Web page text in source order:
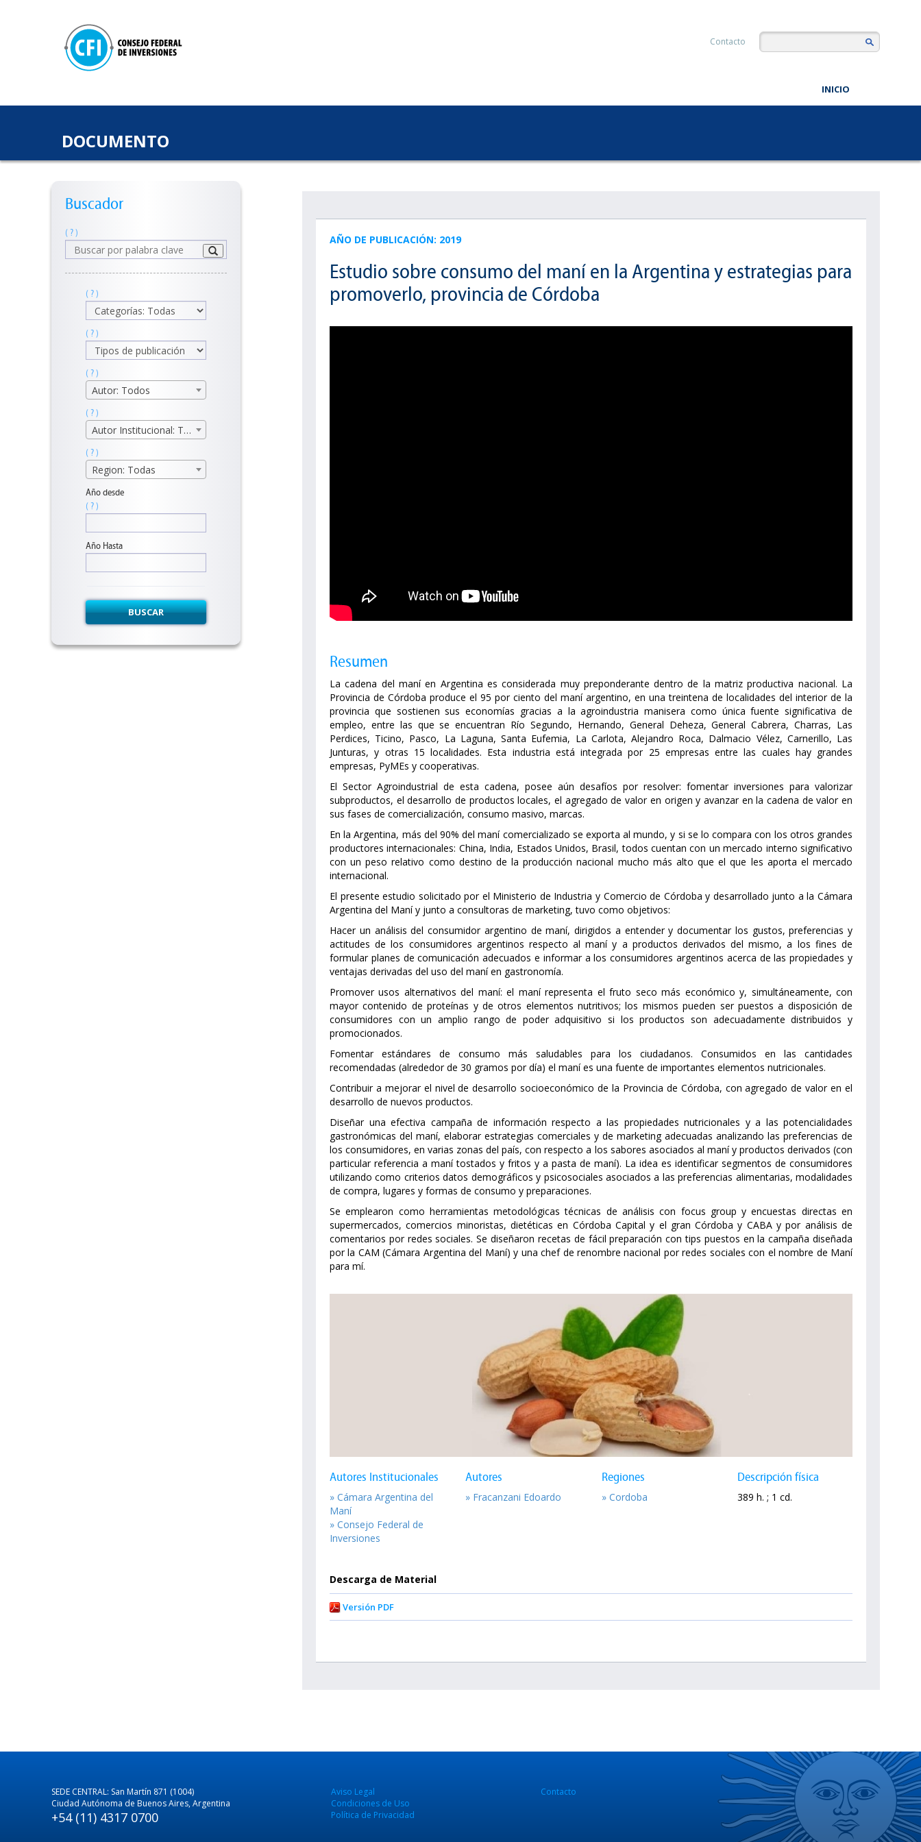
Contacto
INICIO
DOCUMENTO
Buscador
( ? )
( ? )
( ? )
( ? )
Autor: Todos
( ? )
Autor Institucional: Todos
( ? )
Region: Todas
Año desde
( ? )
Año Hasta
BUSCAR
AÑO DE PUBLICACIÓN: 2019
Estudio sobre consumo del maní en la Argentina y estrategias para
promoverlo, provincia de Córdoba
Resumen
La cadena del maní en Argentina es considerada muy preponderante dentro de la matriz productiva nacional. La
Provincia de Córdoba produce el 95 por ciento del maní argentino, en una treintena de localidades del interior de la
provincia que sostienen sus economías gracias a la agroindustria manisera como única fuente significativa de
empleo, entre las que se encuentran Río Segundo, Hernando, General Deheza, General Cabrera, Charras, Las
Perdices, Ticino, Pasco, La Laguna, Santa Eufemia, La Carlota, Alejandro Roca, Dalmacio Vélez, Carnerillo, Las
Junturas, y otras 15 localidades. Esta industria está integrada por 25 empresas entre las cuales hay grandes
empresas, PyMEs y cooperativas.
El Sector Agroindustrial de esta cadena, posee aún desafíos por resolver: fomentar inversiones para valorizar
subproductos, el desarrollo de productos locales, el agregado de valor en origen y avanzar en la cadena de valor en
sus fases de comercialización, consumo masivo, marcas.
En la Argentina, más del 90% del maní comercializado se exporta al mundo, y si se lo compara con los otros grandes
productores internacionales: China, India, Estados Unidos, Brasil, todos cuentan con un mercado interno significativo
con un peso relativo como destino de la producción nacional mucho más alto que el que les aporta el mercado
internacional.
El presente estudio solicitado por el Ministerio de Industria y Comercio de Córdoba y desarrollado junto a la Cámara
Argentina del Maní y junto a consultoras de marketing, tuvo como objetivos:
Hacer un análisis del consumidor argentino de maní, dirigidos a entender y documentar los gustos, preferencias y
actitudes de los consumidores argentinos respecto al maní y a productos derivados del mismo, a los fines de
formular planes de comunicación adecuados e informar a los consumidores argentinos acerca de las propiedades y
ventajas derivadas del uso del maní en gastronomía.
Promover usos alternativos del maní: el maní representa el fruto seco más económico y, simultáneamente, con
mayor contenido de proteínas y de otros elementos nutritivos; los mismos pueden ser puestos a disposición de
consumidores con un amplio rango de poder adquisitivo si los productos son adecuadamente distribuidos y
promocionados.
Fomentar estándares de consumo más saludables para los ciudadanos. Consumidos en las cantidades
recomendadas (alrededor de 30 gramos por día) el maní es una fuente de importantes elementos nutricionales.
Contribuir a mejorar el nivel de desarrollo socioeconómico de la Provincia de Córdoba, con agregado de valor en el
desarrollo de nuevos productos.
Diseñar una efectiva campaña de información respecto a las propiedades nutricionales y a las potencialidades
gastronómicas del maní, elaborar estrategias comerciales y de marketing adecuadas analizando las preferencias de
los consumidores, en varias zonas del país, con respecto a los sabores asociados al maní y productos derivados (con
particular referencia a maní tostados y fritos y a pasta de maní). La idea es identificar segmentos de consumidores
utilizando como criterios datos demográficos y psicosociales asociados a las preferencias alimentarias, modalidades
de compra, lugares y formas de consumo y preparaciones.
Se emplearon como herramientas metodológicas técnicas de análisis con focus group y encuestas directas en
supermercados, comercios minoristas, dietéticas en Córdoba Capital y el gran Córdoba y CABA y por análisis de
comentarios por redes sociales. Se diseñaron recetas de fácil preparación con tips puestos en la campaña diseñada
por la CAM (Cámara Argentina del Maní) y una chef de renombre nacional por redes sociales con el nombre de Maní
para mí.
Autores Institucionales
» Cámara Argentina del
Maní
» Consejo Federal de
Inversiones
Autores
» Fracanzani Edoardo
Regiones
» Cordoba
Descripción física
389 h. ; 1 cd.
Descarga de Material
Versión PDF
SEDE CENTRAL: San Martín 871 (1004)
Ciudad Autónoma de Buenos Aires, Argentina
+54 (11) 4317 0700
Aviso Legal
Condiciones de Uso
Política de Privacidad
Contacto